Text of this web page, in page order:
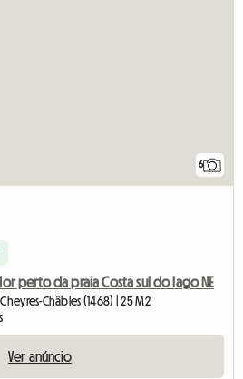
6
perto da praia Costa sul do lago NE
Châbles (1468) | 25 M2
Ver anúncio